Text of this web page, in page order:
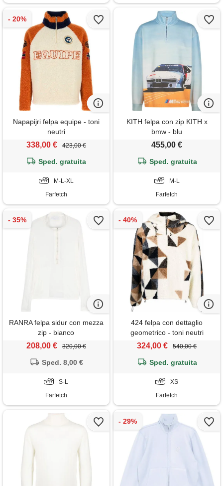
Napapijri felpa equipe - toni
neutri
338,00 € 423,00 €
Sped. gratuita
M-L-XL
Farfetch
KITH felpa con zip KITH x
bmw - blu
455,00 €
Sped. gratuita
M-L
Farfetch
RANRA felpa sidur con mezza
zip - bianco
208,00 € 320,00 €
Sped. 8,00 €
S-L
Farfetch
424 felpa con dettaglio
geometrico - toni neutri
324,00 € 540,00 €
Sped. gratuita
XS
Farfetch